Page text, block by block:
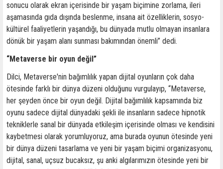
sonucu olarak ekran içerisinde bir yaşam biçimine zorlama, ileri
aşamasında gıda dışında beslenme, insana ait özelliklerin, sosyo-
kültürel faaliyetlerin yaşandığı, bu dünyada mutlu olmayan insanlara
dönük bir yaşam alanı sunması bakımından önemli” dedi.
“Metaverse bir oyun değil”
Dilci, Metaverse'nin bağımlılık yapan dijital oyunların çok daha
ötesinde farklı bir dünya düzeni olduğunu vurgulayıp, “Metaverse,
her şeyden önce bir oyun değil. Dijital bağımlılık kapsamında biz
oyunu sadece dijital dünyadaki şekli ile insanların sadece hipnotik
tekniklerle sanal bir dünyada etkileşim içerisinde olması ve kendisini
kaybetmesi olarak yorumluyoruz, ama burada oyunun ötesinde yeni
bir dünya düzeni tasarlama ve yeni bir yaşam biçimi organizasyonu,
dijital, sanal, uçsuz bucaksız, şu anki algılarımızın ötesinde yeni bir